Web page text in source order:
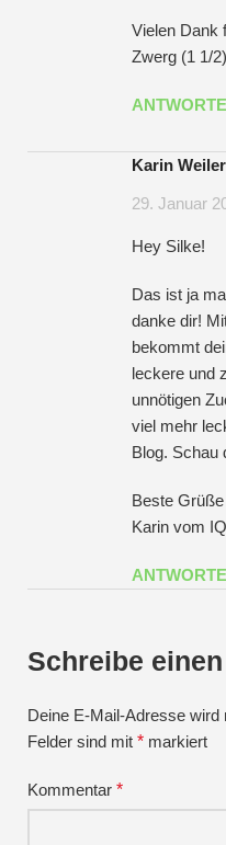
Vielen Dank
Zwerg (1 1/
Karin Weiler
29. Januar
Hey Silke!
Das ist ja
danke dir!
bekommt
leckere und
unnötigen
viel mehr
Blog. Schau
Beste Grüße
Karin vom
Schreibe
Deine E-Mail-Adresse wird
Felder sind mit * markiert
Kommentar *